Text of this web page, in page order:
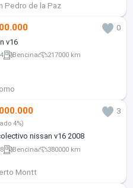
Pedro de la Paz
0
v16
Bencina 217000 km
3
4%)
nissan v16 2008
Bencina 380000 km
Montt